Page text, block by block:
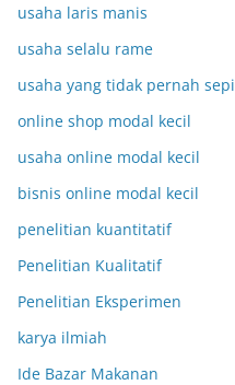
usaha laris manis
usaha selalu rame
usaha yang tidak pernah sepi
online shop modal kecil
usaha online modal kecil
bisnis online modal kecil
penelitian kuantitatif
Penelitian Kualitatif
Penelitian Eksperimen
karya ilmiah
Ide Bazar Makanan